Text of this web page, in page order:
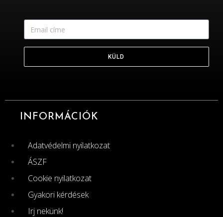
KÜLD
INFORMÁCIÓK
Adatvédelmi nyilatkozat
ÁSZF
Cookie nyilatkozat
Gyakori kérdések
Irj nekünk!